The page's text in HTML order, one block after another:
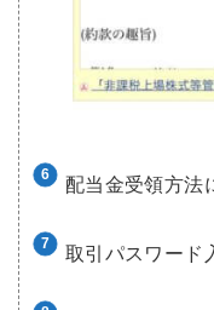
配当金受領方法
取引パスワード